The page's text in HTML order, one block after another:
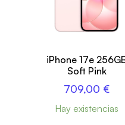
iPhone 17e
Soft Pink
709,00 €
Hay existencias